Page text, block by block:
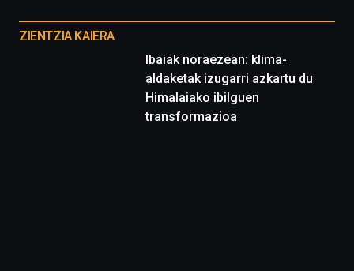
proyectos
ZIENTZIA KAIERA
Ibaiak noraezean: klima-
aldaketak izugarri azkartu du
Himalaiako ibilguen
transformazioa